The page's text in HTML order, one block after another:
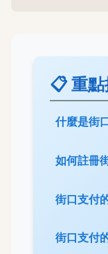
📋 重
什麼是街
如何註冊
街口支付
街口支付